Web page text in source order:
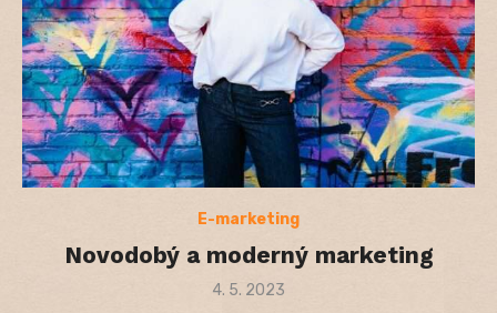
E-marketing
Novodobý a moderný marketing
Posted
4. 5. 2023